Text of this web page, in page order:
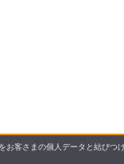
客さまの個人データと結びつ